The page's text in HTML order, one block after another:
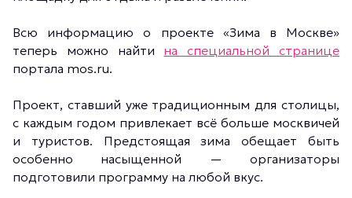
Всю информацию о проекте «Зима в Москве»
теперь можно найти на специальной странице
портала mos.ru.
Проект, ставший уже традиционным для столицы,
с каждым годом привлекает всё больше москвичей
и туристов. Предстоящая зима обещает быть
особенно насыщенной — организаторы
подготовили программу на любой вкус.